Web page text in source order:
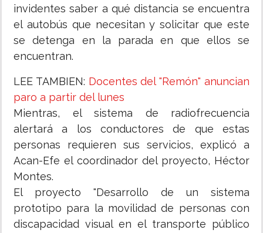
invidentes saber a qué distancia se encuentra
el autobús que necesitan y solicitar que este
se detenga en la parada en que ellos se
encuentran.
LEE TAMBIEN: Docentes del "Remón" anuncian
paro a partir del lunes
Mientras, el sistema de radiofrecuencia
alertará a los conductores de que estas
personas requieren sus servicios, explicó a
Acan-Efe el coordinador del proyecto, Héctor
Montes.
El proyecto "Desarrollo de un sistema
prototipo para la movilidad de personas con
discapacidad visual en el transporte público